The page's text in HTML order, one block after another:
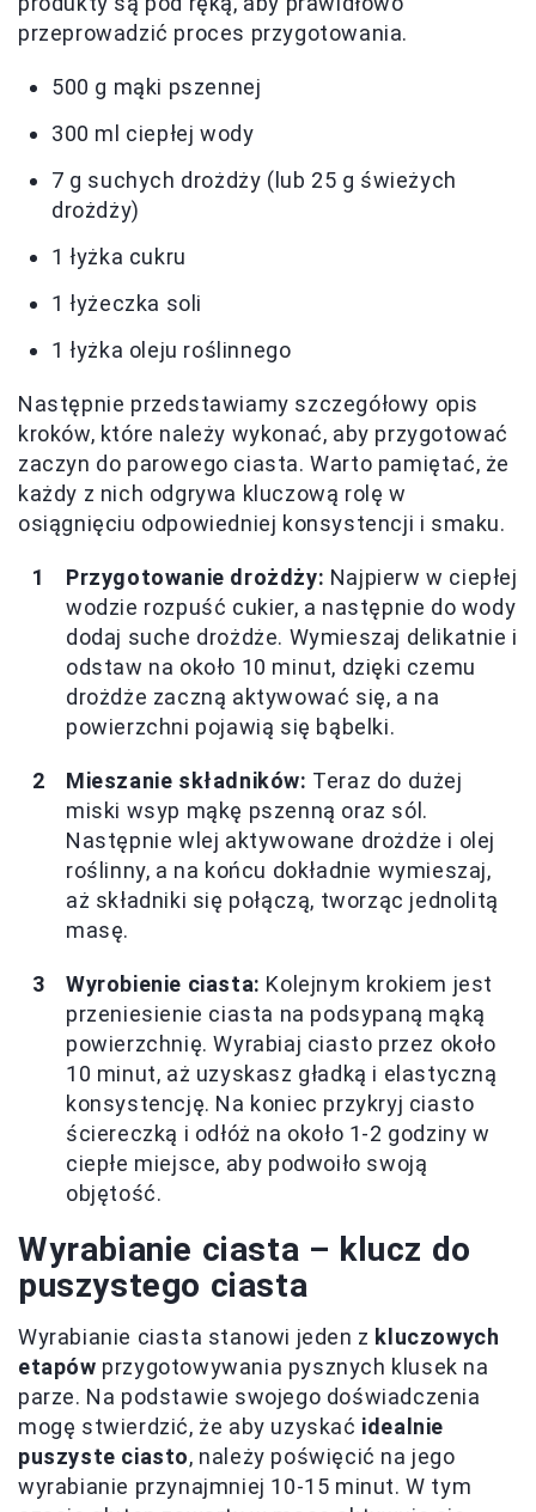
przeprowadzić proces przygotowania.
500 g mąki pszennej
300 ml ciepłej wody
7 g suchych drożdży (lub 25 g świeżych
drożdży)
1 łyżka cukru
1 łyżeczka soli
1 łyżka oleju roślinnego
Następnie przedstawiamy szczegółowy opis
kroków, które należy wykonać, aby przygotować
zaczyn do parowego ciasta. Warto pamiętać, że
każdy z nich odgrywa kluczową rolę w
osiągnięciu odpowiedniej konsystencji i smaku.
Przygotowanie drożdży: Najpierw w ciepłej
wodzie rozpuść cukier, a następnie do wody
dodaj suche drożdże. Wymieszaj delikatnie i
odstaw na około 10 minut, dzięki czemu
drożdże zaczną aktywować się, a na
powierzchni pojawią się bąbelki.
Mieszanie składników: Teraz do dużej
miski wsyp mąkę pszenną oraz sól.
Następnie wlej aktywowane drożdże i olej
roślinny, a na końcu dokładnie wymieszaj,
aż składniki się połączą, tworząc jednolitą
masę.
Wyrobienie ciasta: Kolejnym krokiem jest
przeniesienie ciasta na podsypaną mąką
powierzchnię. Wyrabiaj ciasto przez około
10 minut, aż uzyskasz gładką i elastyczną
konsystencję. Na koniec przykryj ciasto
ściereczką i odłóż na około 1-2 godziny w
ciepłe miejsce, aby podwoiło swoją
objętość.
Wyrabianie ciasta – klucz do
puszystego ciasta
Wyrabianie ciasta stanowi jeden z kluczowych
etapów przygotowywania pysznych klusek na
parze. Na podstawie swojego doświadczenia
mogę stwierdzić, że aby uzyskać idealnie
puszyste ciasto, należy poświęcić na jego
wyrabianie przynajmniej 10-15 minut. W tym